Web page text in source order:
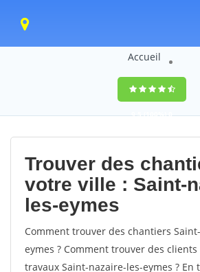
Accueil
9,5(100%)0
votes
Trouver des
votre ville : Saint-
les-eymes
Comment trouver des chantiers
eymes ? Comment trouver des
travaux Saint-nazaire-les-eymes ?